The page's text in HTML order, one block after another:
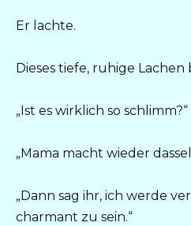
Er lachte.
Dieses tiefe, ruhige
„Ist es wirklich so schlimm?“
„Mama macht wieder
„Dann sag ihr, ich werde
charmant zu sein.“